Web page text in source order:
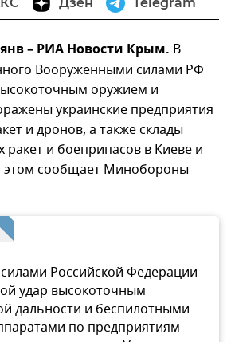
– РИА Новости Крым. В
Вооруженными силами РФ
оружием и
украинские предприятия
и дронов, а также склады
ракет и боеприпасов в Киеве и
этом сообщает Минобороны
Российской Федерации
удар высокоточным
дальности и беспилотными
по предприятиям